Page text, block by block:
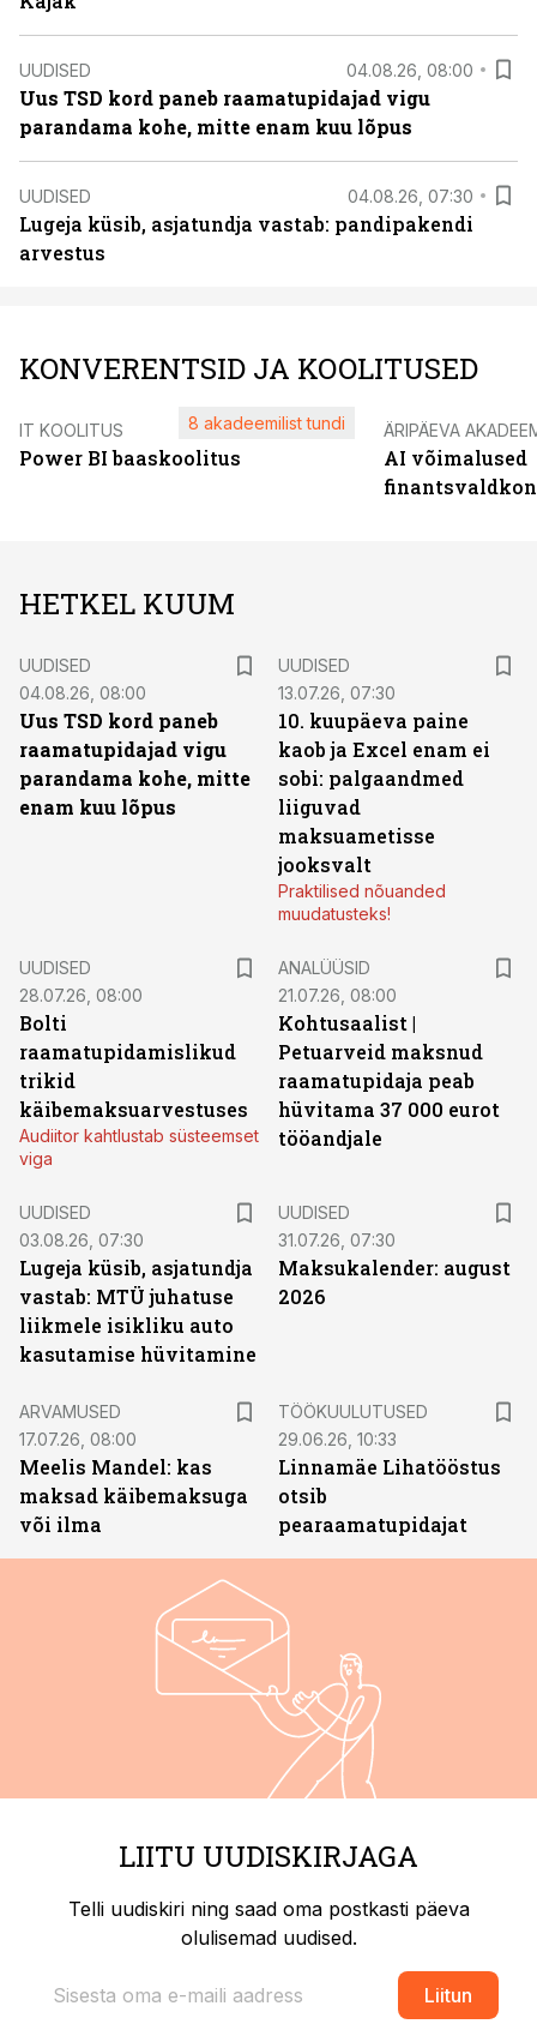
UUDISED 04.08.26, 08:00
Uus TSD kord paneb raamatupidajad vigu
parandama kohe, mitte enam kuu lõpus
UUDISED 04.08.26, 07:30
Lugeja küsib, asjatundja vastab: pandipakendi
arvestus
KONVERENTSID JA KOOLITUSED
IT KOOLITUS
Power BI baaskoolitus
8 akadeemilist tundi ÄRIPÄEVA
AI võimalused
HETKEL KUUM
UUDISED
04.08.26, 08:00
Uus TSD kord paneb
raamatupidajad vigu
parandama kohe, mitte
enam kuu lõpus
UUDISED
13.07.26, 07:30
10. kuupäeva paine
kaob ja Excel enam ei
sobi: palgaandmed
liiguvad
maksuametisse
jooksvalt
Praktilised nõuanded
muudatusteks!
UUDISED
28.07.26, 08:00
Bolti
raamatupidamislikud
trikid
käibemaksuarvestuses
Audiitor kahtlustab süsteemset
viga
ANALÜÜSID
21.07.26, 08:00
Kohtusaalist |
Petuarveid maksnud
raamatupidaja peab
hüvitama 37 000 eurot
tööandjale
UUDISED
03.08.26, 07:30
Lugeja küsib, asjatundja
vastab: MTÜ juhatuse
liikmele isikliku auto
kasutamise hüvitamine
UUDISED
31.07.26, 07:30
Maksukalender: august
2026
ARVAMUSED
17.07.26, 08:00
Meelis Mandel: kas
maksad käibemaksuga
või ilma
TÖÖKUULUTUSED
29.06.26, 10:33
Linnamäe Lihatööstus
otsib
pearaamatupidajat
LIITU UUDISKIRJAGA
Telli uudiskiri ning saad oma postkasti päeva
olulisemad uudised.
Liitun